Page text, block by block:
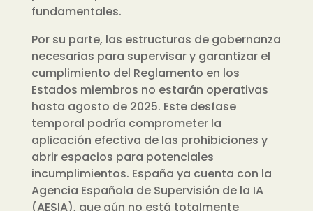
fundamentales.
Por su parte, las estructuras de gobernanza
necesarias para supervisar y garantizar el
cumplimiento del Reglamento en los
Estados miembros no estarán operativas
hasta agosto de 2025. Este desfase
temporal podría comprometer la
aplicación efectiva de las prohibiciones y
abrir espacios para potenciales
incumplimientos. España ya cuenta con la
Agencia Española de Supervisión de la IA
(AESIA), que aún no está totalmente